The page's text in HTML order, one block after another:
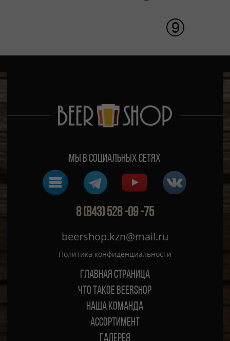
Мы в социальных сетях
8 (843) 528 -09 -75
beershop.kzn@mail.ru
Политика конфиденциальности
Главная страница
ЧТО ТАКОЕ BEERSHOP
Наша команда
Ассортимент